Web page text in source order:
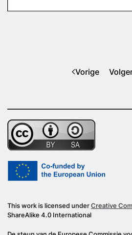
Vorige
This work is licensed underCreative
ShareAlike 4.0 International